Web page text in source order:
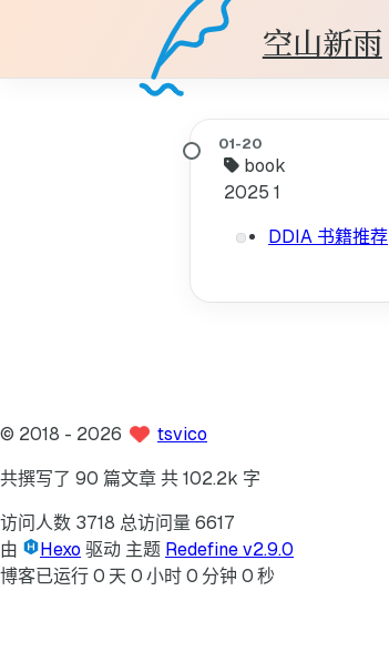
空山新雨
book
2025 1
DDIA 书籍推荐
© 2018 - 2026 tsvico
共撰写了 90 篇文章 共 102.2k 字
访问人数 3718 总访问量 6617
由
Hexo 驱动 主题 Redefine v2.9.0
博客已运行 0 天 0 小时 0 分钟 0 秒